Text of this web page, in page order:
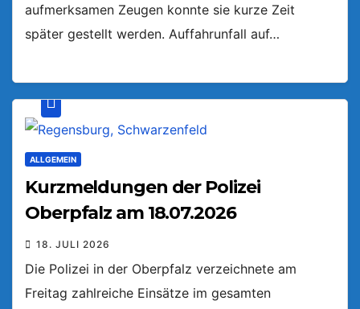
aufmerksamen Zeugen konnte sie kurze Zeit
später gestellt werden. Auffahrunfall auf…
ALLGEMEIN
Kurzmeldungen der Polizei
Oberpfalz am 18.07.2026
18. JULI 2026
Die Polizei in der Oberpfalz verzeichnete am
Freitag zahlreiche Einsätze im gesamten